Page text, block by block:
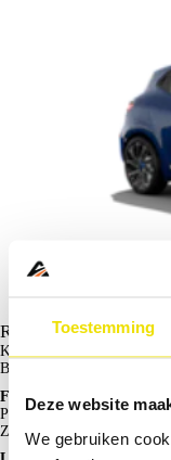
Toestemming
Deze website
We gebruiken
Renault Clio
Kopen vanaf
Bijtelling
Financieren p/m vanaf
Particulier
Zakelijk
excl. BTW